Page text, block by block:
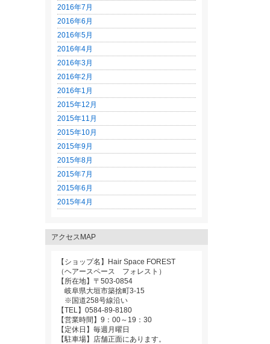
2016年7月
2016年6月
2016年5月
2016年4月
2016年3月
2016年2月
2016年1月
2015年12月
2015年11月
2015年10月
2015年9月
2015年8月
2015年7月
2015年6月
2015年4月
アクセスMAP
【ショップ名】Hair Space FOREST
（ヘアースペース フォレスト）
【所在地】〒503-0854
岐阜県大垣市築捨町3-15
※国道258号線沿い
【TEL】0584-89-8180
【営業時間】9：00～19：30
【定休日】毎週月曜日
【駐車場】店舗正面にあります。